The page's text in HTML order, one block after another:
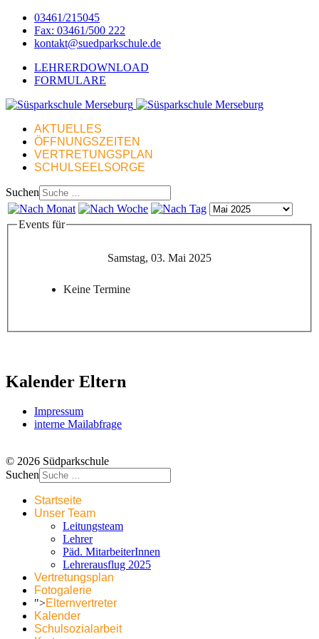
03461/215045
Fax: 03461/500 222
kontakt@suedparkschule.de
LEHRERDOWNLOAD
FORMULARE
AKTUELLES
ÖFFNUNGSZEITEN
VERTRETUNGSPLAN
SCHULSEELSORGE
Suchen
Events für
Samstag, 03. Mai 2025
Keine Termine
Kalender Eltern
Impressum
interne Mailabfrage
© 2026 Südparkschule
Suchen
Startseite
Unser Team
Leitungsteam
Lehrer
Päd. MitarbeiterInnen
Lehrerausflug 2025
Vertretungsplan
Fotogalerie
">Elternvertreter
Kalender
Schulsozialarbeit